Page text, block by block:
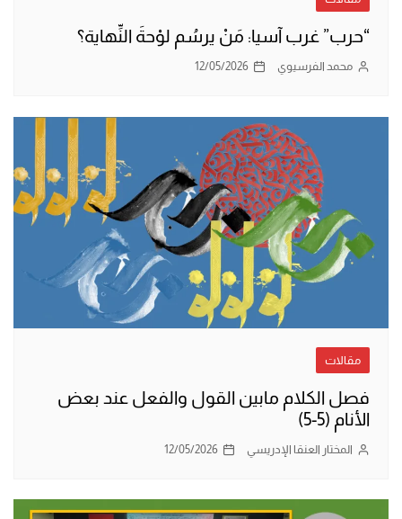
“حرب” غرب آسيا: مَنْ يرسُم لوْحةَ النِّهاية؟
محمد الفرسيوي 12/05/2026
مقالات
فصل الكلام مابين القول والفعل عند بعض
الأنام (5-5)
المختار العنقا الإدريسي 12/05/2026